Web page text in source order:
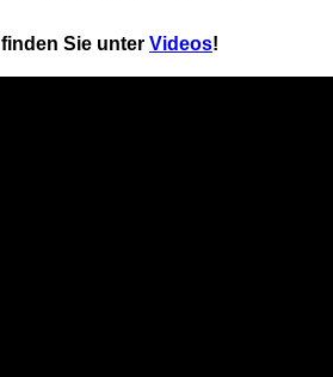
Sie unter Videos!